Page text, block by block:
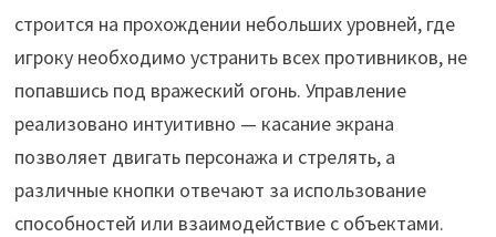
строится на прохождении небольших уровней, где
игроку необходимо устранить всех противников, не
попавшись под вражеский огонь. Управление
реализовано интуитивно — касание экрана
позволяет двигать персонажа и стрелять, а
различные кнопки отвечают за использование
способностей или взаимодействие с объектами.